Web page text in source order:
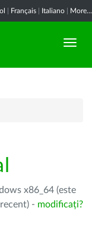
Français Italiano More...
x86_64 (este
- modificați?